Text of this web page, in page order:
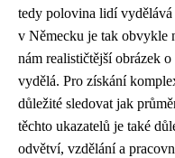
tedy polovina lidí
v Německu je tak obvykle
nám realističtější obrázek
vydělá. Pro získání
důležité sledovat jak
těchto ukazatelů je také
odvětví, vzdělání a